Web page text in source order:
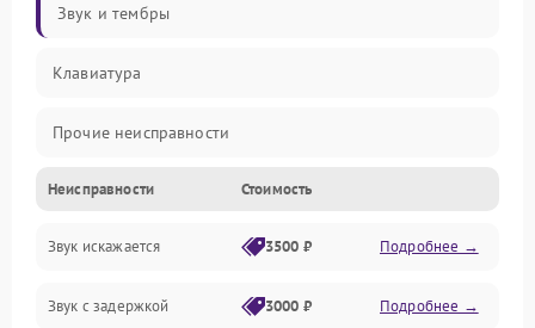
Звук и тембры
Клавиатура
Прочие неисправности
Включение и работа
Управление и электроника
Подключения и интерфейсы
Неисправности Стоимость
Звук искажается 3500 ₽ Подробнее →
Звук с задержкой 3000 ₽ Подробнее →